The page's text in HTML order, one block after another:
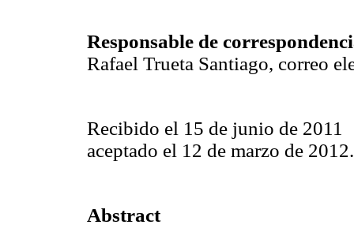
Responsable de
Rafael Trueta Santiago, correo
Recibido el 15 de junio de 2011
aceptado el 12 de marzo de 2012.
Abstract